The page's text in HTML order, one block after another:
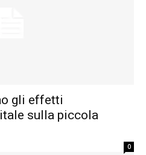
gli effetti
sulla piccola
0